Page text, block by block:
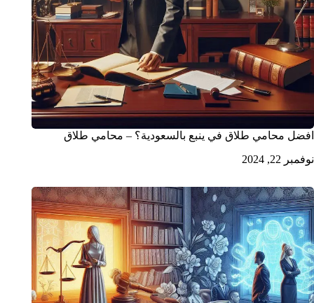
افضل محامي طلاق في ينبع بالسعودية؟ – محامي طلاق
نوفمبر 22, 2024